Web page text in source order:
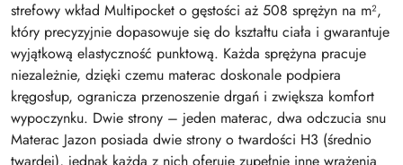
strefowy wkład Multipocket o gęstości aż 508 sprężyn na m²,
który precyzyjnie dopasowuje się do kształtu ciała i gwarantuje
wyjątkową elastyczność punktową. Każda sprężyna pracuje
niezależnie, dzięki czemu materac doskonale podpiera
kręgosłup, ogranicza przenoszenie drgań i zwiększa komfort
wypoczynku. Dwie strony – jeden materac, dwa odczucia snu
Materac Jazon posiada dwie strony o twardości H3 (średnio